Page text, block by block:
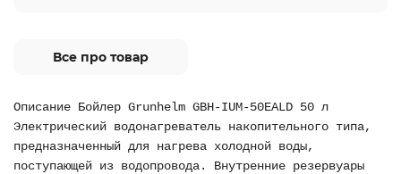
Все про товар
Описание Бойлер Grunhelm GBH-IUM-50EALD 50 л
Электрический водонагреватель накопительного типа,
предназначенный для нагрева холодной воды,
поступающей из водопровода. Внутренние резервуары